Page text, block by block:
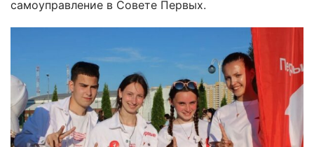
самоуправление в Совете Первых.